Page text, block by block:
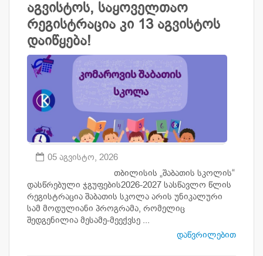
აგვისტოს, საყოველთაო
რეგისტრაცია კი 13 აგვისტოს
დაიწყება!
05 აგვისტო, 2026
თბილისის „შაბათის სკოლის“
დასწრებული ჯგუფების2026-2027 სასწავლო წლის
რეგისტრაცია შაბათის სკოლა არის უნიკალური
სამ მოდულიანი პროგრამა, რომელიც
შედგენილია მესამე-მეექვსე ...
დაწვრილებით